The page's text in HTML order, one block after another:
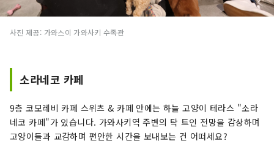
사진 제공: 가와스이 가와사키 수족관
소라네코 카페
9층 코모레비 카페 스위츠 & 카페 안에는 하늘 고양이 테라스 "소라
네코 카페"가 있습니다. 가와사키역 주변의 탁 트인 전망을 감상하며
고양이들과 교감하며 편안한 시간을 보내보는 건 어떠세요?